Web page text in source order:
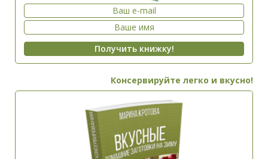
Консервируйте легко и вкусно!